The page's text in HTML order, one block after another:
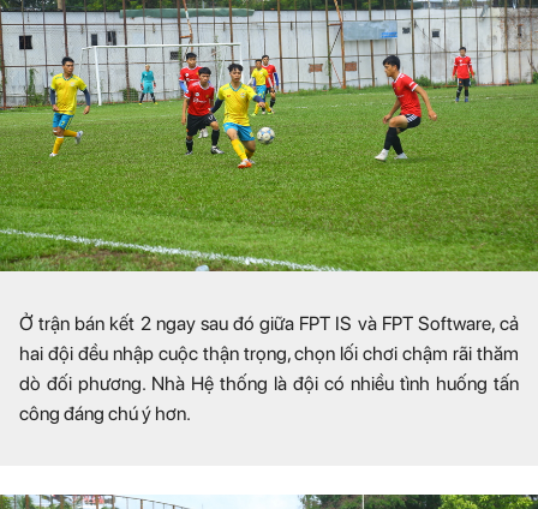
Ở trận bán kết 2 ngay sau đó giữa FPT IS và FPT Software, cả
hai đội đều nhập cuộc thận trọng, chọn lối chơi chậm rãi thăm
dò đối phương. Nhà Hệ thống là đội có nhiều tình huống tấn
công đáng chú ý hơn.